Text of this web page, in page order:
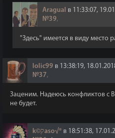
Aragual в 11:33:07,
№39,
"Здесь" имеется в виду место
lolic99 в 13:38:19,
№37,
Заценим. Надеюсь конфликтов с
не будет.
k©קaso√® в 18:51:38,